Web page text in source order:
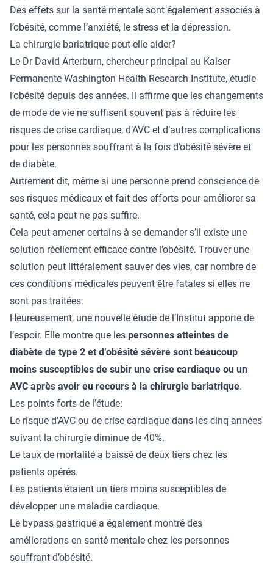
Des effets sur la santé mentale sont également associés à
l’obésité, comme l’anxiété, le stress et la dépression.
La chirurgie bariatrique peut-elle aider?
Le Dr David Arterburn, chercheur principal au Kaiser
Permanente Washington Health Research Institute, étudie
l’obésité depuis des années. Il affirme que les changements
de mode de vie ne suffisent souvent pas à réduire les
risques de crise cardiaque, d’AVC et d’autres complications
pour les personnes souffrant à la fois d’obésité sévère et
de diabète.
Autrement dit, même si une personne prend conscience de
ses risques médicaux et fait des efforts pour améliorer sa
santé, cela peut ne pas suffire.
Cela peut amener certains à se demander s’il existe une
solution réellement efficace contre l’obésité. Trouver une
solution peut littéralement sauver des vies, car nombre de
ces conditions médicales peuvent être fatales si elles ne
sont pas traitées.
Heureusement, une nouvelle étude de l’Institut apporte de
l’espoir. Elle montre que les personnes atteintes de
diabète de type 2 et d’obésité sévère sont beaucoup
moins susceptibles de subir une crise cardiaque ou un
AVC après avoir eu recours à la chirurgie bariatrique.
Les points forts de l’étude:
Le risque d’AVC ou de crise cardiaque dans les cinq années
suivant la chirurgie diminue de 40%.
Le taux de mortalité a baissé de deux tiers chez les
patients opérés.
Les patients étaient un tiers moins susceptibles de
développer une maladie cardiaque.
Le bypass gastrique a également montré des
améliorations en santé mentale chez les personnes
souffrant d’obésité.